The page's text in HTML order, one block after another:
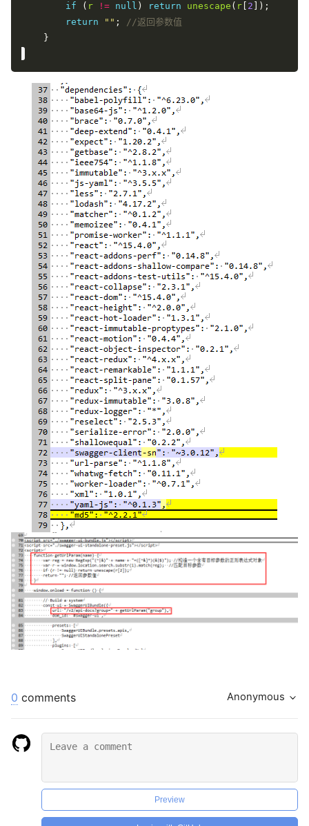
if ( r != null ) return unescape ( r 2
return
"" ;
0 comments Anonymous
Preview